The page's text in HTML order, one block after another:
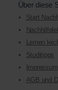
Über diese
Start
Lernen
Studitipps
Impressum
AGB und